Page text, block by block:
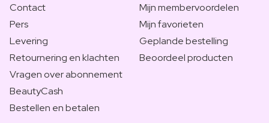
Contact
Pers
Levering
Retournering en klachten
Vragen over abonnement
BeautyCash
Bestellen en betalen
Mijn membervoordelen
Mijn favorieten
Geplande bestelling
Beoordeel producten